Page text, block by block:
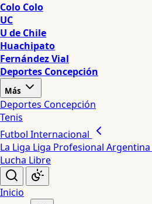
Colo Colo
UC
U de Chile
Huachipato
Fernández Vial
Deportes Concepción
Más
Deportes Concepción
Tenis
Futbol Internacional
La Liga Liga Profesional Argentina
Lucha Libre
Inicio